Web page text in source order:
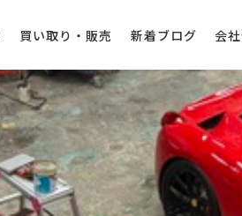
買い取り・販売 新着ブログ 会